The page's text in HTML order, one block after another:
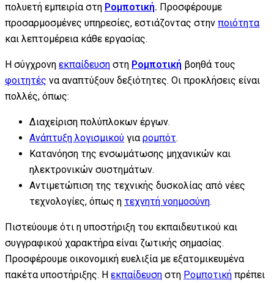
πολυετή εμπειρία στη Ρομποτική. Προσφέρουμε
προσαρμοσμένες υπηρεσίες, εστιάζοντας στην ποιότητα
και λεπτομέρεια κάθε εργασίας.
Η σύγχρονη εκπαίδευση στη Ρομποτική βοηθά τους
φοιτητές να αναπτύξουν δεξιότητες. Οι προκλήσεις είναι
πολλές, όπως:
Διαχείριση πολύπλοκων έργων.
Ανάπτυξη λογισμικού για ρομπότ.
Κατανόηση της ενσωμάτωσης μηχανικών και
ηλεκτρονικών συστημάτων.
Αντιμετώπιση της τεχνικής δυσκολίας από νέες
τεχνολογίες, όπως η τεχνητή νοημοσύνη.
Πιστεύουμε ότι η υποστήριξη του εκπαιδευτικού και
συγγραφικού χαρακτήρα είναι ζωτικής σημασίας.
Προσφέρουμε οικονομική ευελιξία με εξατομικευμένα
πακέτα υποστήριξης. Η εκπαίδευση στη Ρομποτική πρέπει